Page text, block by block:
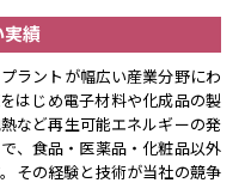
績
ラントが幅広い産業分野にわ
はじめ電子材料や化成品の製
など再生可能エネルギーの発
、食品・医薬品・化粧品以外
その経験と技術が当社の競争